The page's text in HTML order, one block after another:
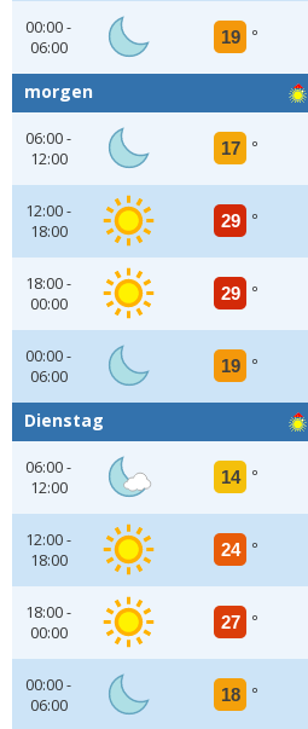
00:00 -
06:00
19 °
morgen
06:00 -
12:00
17 °
12:00 -
18:00
29 °
18:00 -
00:00
29 °
00:00 -
06:00
19 °
Dienstag
06:00 -
12:00
14 °
12:00 -
18:00
24 °
18:00 -
00:00
27 °
00:00 -
06:00
18 °